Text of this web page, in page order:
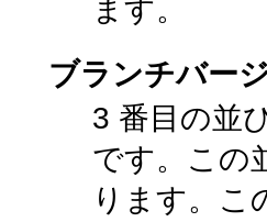
ます。
ブランチバー
3 番目の並
です。この
ります。こ